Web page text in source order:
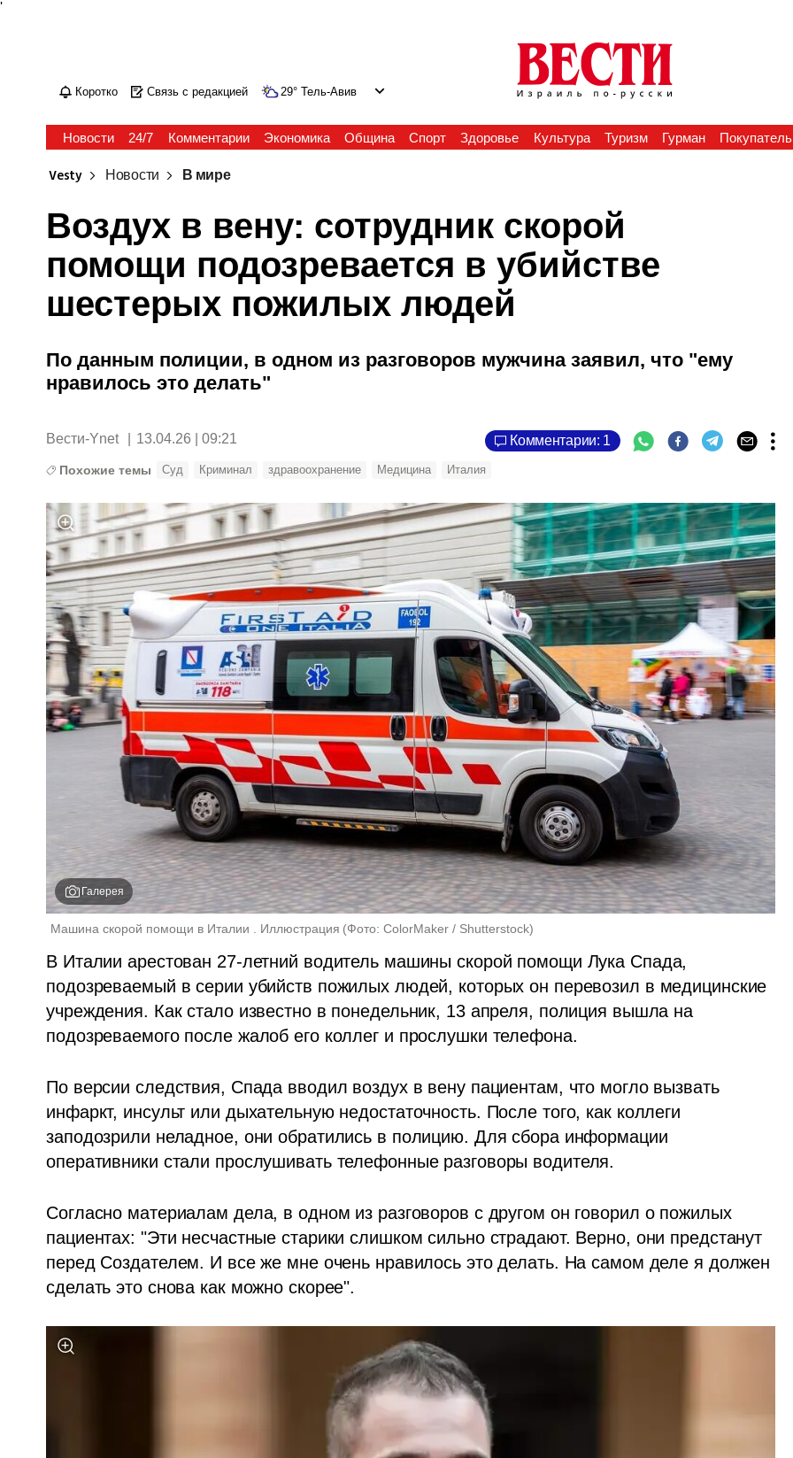
'
Коротко Связь с редакцией 29° Тель-Авив
Новости 24/7 Комментарии Экономика Община Спорт Здоровье Культура Туризм Гурман Покупатель
Vesty Новости В мире
Воздух в вену: сотрудник скорой
помощи подозревается в убийстве
шестерых пожилых людей
По данным полиции, в одном из разговоров мужчина заявил, что "ему
нравилось это делать"
Вести-Ynet 13.04.26 | 09:21 Комментарии: 1
Похожие темы Суд Криминал здравоохранение Медицина Италия
Галерея
Машина скорой помощи в Италии . Иллюстрация (Фото: ColorMaker / Shutterstock)
В Италии арестован 27-летний водитель машины скорой помощи Лука Спада,
подозреваемый в серии убийств пожилых людей, которых он перевозил в медицинские
учреждения. Как стало известно в понедельник, 13 апреля, полиция вышла на
подозреваемого после жалоб его коллег и прослушки телефона.
По версии следствия, Спада вводил воздух в вену пациентам, что могло вызвать
инфаркт, инсульт или дыхательную недостаточность. После того, как коллеги
заподозрили неладное, они обратились в полицию. Для сбора информации
оперативники стали прослушивать телефонные разговоры водителя.
Согласно материалам дела, в одном из разговоров с другом он говорил о пожилых
пациентах: "Эти несчастные старики слишком сильно страдают. Верно, они предстанут
перед Создателем. И все же мне очень нравилось это делать. На самом деле я должен
сделать это снова как можно скорее".